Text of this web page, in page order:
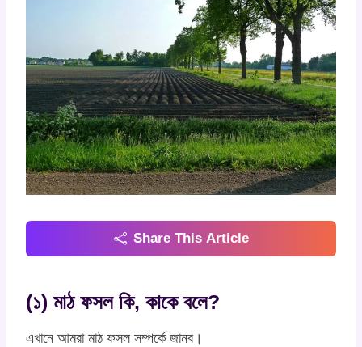
Share This Article
(১) মাঠ ফসল কি, কাকে বলে?
এখানে আমরা মাঠ ফসল সম্পর্কে জানব।